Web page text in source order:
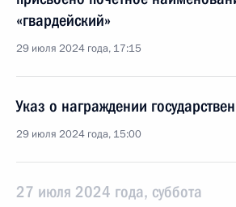
«гвардейский»
29 июля 2024 года, 17:15
Указ о награждении
29 июля 2024 года, 15:00
27 июля 2024 года, суббота